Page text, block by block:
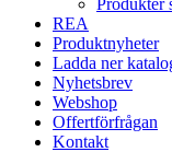
Produkter
REA
Produktnyheter
Ladda ner
Nyhetsbrev
Webshop
Offertförfrågan
Kontakt